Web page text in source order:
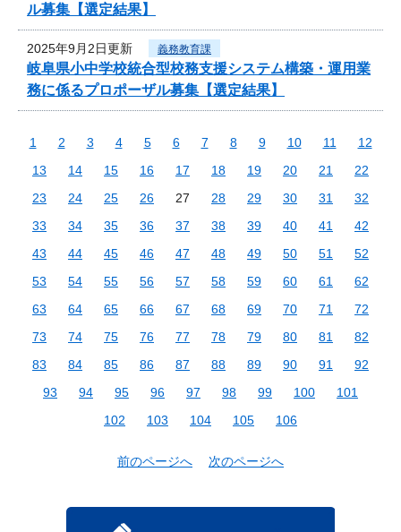
ル募集【選定結果】
2025年9月2日更新 義務教育課
岐阜県小中学校統合型校務支援システム構築・運用業
務に係るプロポーザル募集【選定結果】
1 2 3 4 5 6 7 8 9 10 11
12
13
14 15 16 17 18 19 20 21
22
23
24 25 26 27 28 29 30 31
32
33
34 35 36 37 38 39 40 41
42
43
44 45 46 47 48 49 50 51
52
53
54 55 56 57 58 59 60 61
62
63
64 65 66 67 68 69 70 71
72
73
74 75 76 77 78 79 80 81
82
83
84 85 86 87 88 89 90 91
92
93
94 95 96 97 98 99 100
101
102
103 104 105 106
前のページへ 次のページへ